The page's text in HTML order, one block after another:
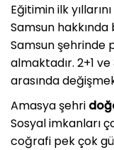
Eğitimin ilk
Samsun
Samsun şehrinde
almaktadır. 2+1
arasında
Amasya şehri
Sosyal imkanları
coğrafi pek çok